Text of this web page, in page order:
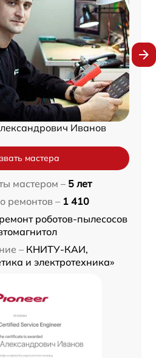
Иванов
мастера
мастером – 5 лет
ремонтов – 1 410
ремонт роботов-пылесосов
– КНИТУ-КАИ,
и электротехника»